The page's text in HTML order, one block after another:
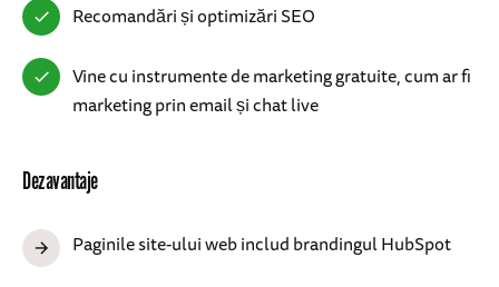
Recomandări și optimizări SEO
Vine cu instrumente de marketing gratuite, cum ar fi
marketing prin email și chat live
Dezavantaje
Paginile site-ului web includ brandingul HubSpot